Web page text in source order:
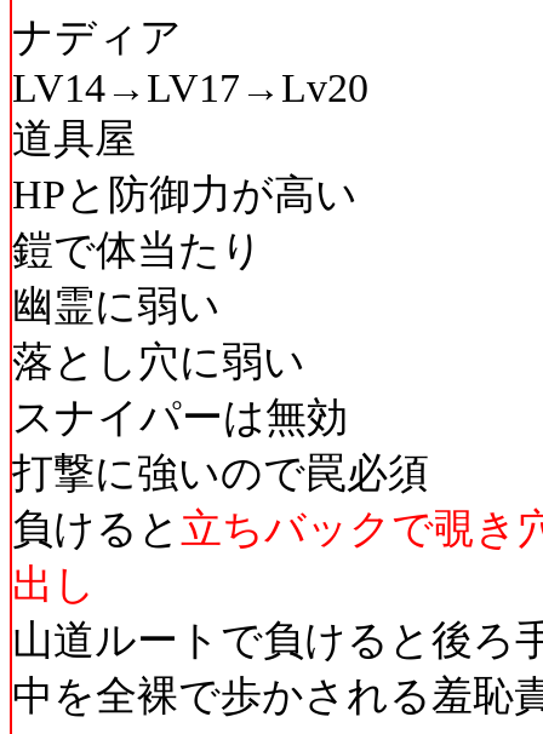
ナディア
LV14→LV17→Lv20
道具屋
HPと防御力が高い
鎧で体当たり
幽霊に弱い
落とし穴に弱い
スナイパーは無効
打撃に強いので罠必須
負けると 立ちバックで覗き
出し
山道ルートで負けると後ろ
中を全裸で歩かされる羞恥